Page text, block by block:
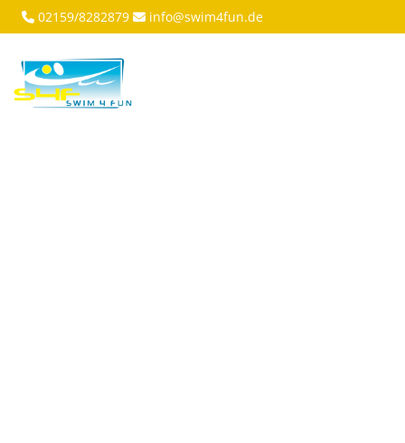
02159/8282879 info@swim4fun.de